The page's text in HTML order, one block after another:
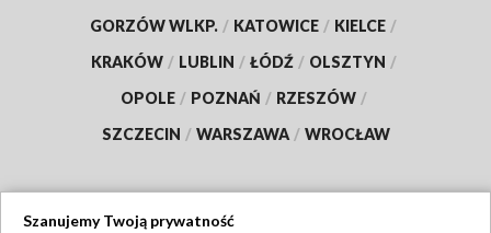
GORZÓW WLKP. / KATOWICE / KIELCE /
KRAKÓW / LUBLIN / ŁÓDŹ / OLSZTYN /
OPOLE / POZNAŃ / RZESZÓW /
SZCZECIN / WARSZAWA / WROCŁAW
Szanujemy Twoją prywatność